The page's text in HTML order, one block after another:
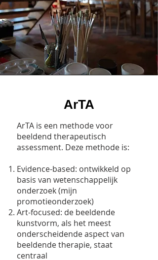
ArTA
ArTA is een methode voor
beeldend therapeutisch
assessment. Deze methode is:
Evidence-based: ontwikkeld op
basis van wetenschappelijk
onderzoek (mijn
promotieonderzoek)
Art-focused: de beeldende
kunstvorm, als het meest
onderscheidende aspect van
beeldende therapie, staat
centraal